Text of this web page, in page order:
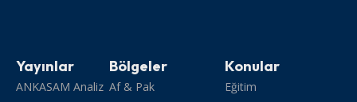
Yayınlar
ANKASAM Analiz
Bölgeler
Af & Pak
Konular
Eğitim